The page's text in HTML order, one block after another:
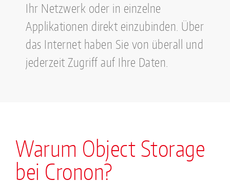
Ihr Netzwerk oder in einzelne
Applikationen direkt einzubinden. Über
das Internet haben Sie von überall und
jederzeit Zugriff auf Ihre Daten.
Warum Object Storage
bei Cronon?